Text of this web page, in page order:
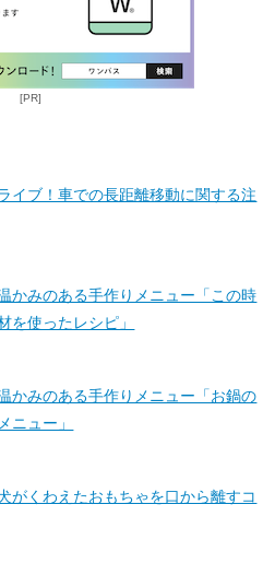
[PR]
イブ！車での長距離移動に関する注
かみのある手作りメニュー「この時
を使ったレシピ」
かみのある手作りメニュー「お鍋の
ニュー」
がくわえたおもちゃを口から離すコ